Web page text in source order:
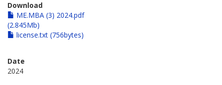
Download
ME.MBA (3) 2024.pdf
(2.845Mb)
license.txt (756bytes)
Date
2024